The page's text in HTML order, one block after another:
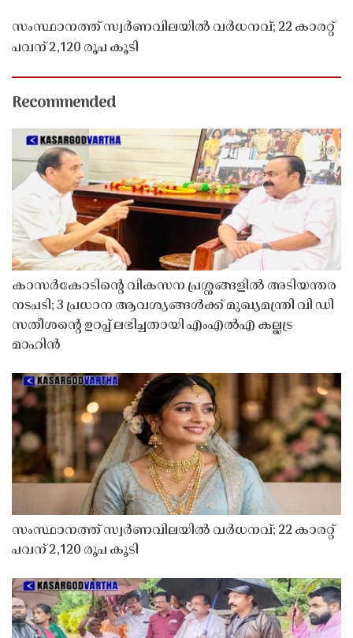
സംസ്ഥാനത്ത് സ്വർണവിലയിൽ വർധനവ്; 22 കാരറ്റ്
പവന് 2,120 രൂപ കൂടി
Recommended
കാസർകോടിൻ്റെ വികസന പ്രശ്നങ്ങളിൽ അടിയന്തര
നടപടി; 3 പ്രധാന ആവശ്യങ്ങൾക്ക് മുഖ്യമന്ത്രി വി ഡി
സതീശൻ്റെ ഉറപ്പ് ലഭിച്ചതായി എംഎൽഎ കല്ലട്ര
മാഹിൻ
സംസ്ഥാനത്ത് സ്വർണവിലയിൽ വർധനവ്; 22 കാരറ്റ്
പവന് 2,120 രൂപ കൂടി